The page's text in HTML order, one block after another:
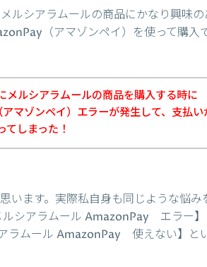
ルシアラムールの商品にかなり興味の
（アマゾンペイ）を使って購入
メルシアラムールの商品を購入する時に
マゾンペイ）エラーが発生して、支払い
てしまった！
います。実際私自身も同じような悩
シアラムール AmazonPay エラー】
ムール AmazonPay 使えない】と